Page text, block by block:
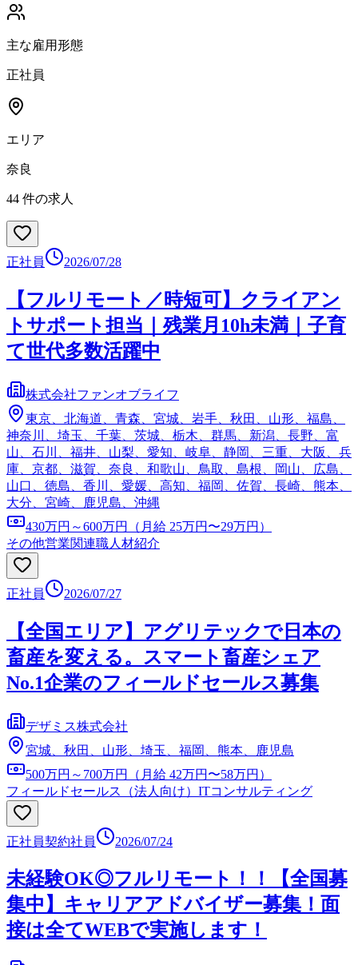
主な雇用形態
正社員
エリア
奈良
44 件の求人
正社員 2026/07/28
【フルリモート／時短可】クライアン
トサポート担当｜残業月10h未満｜子育
て世代多数活躍中
株式会社ファンオブライフ
東京、北海道、青森、宮城、岩手、秋田、山形、福島、
神奈川、埼玉、千葉、茨城、栃木、群馬、新潟、長野、富
山、石川、福井、山梨、愛知、岐阜、静岡、三重、大阪、兵
庫、京都、滋賀、奈良、和歌山、鳥取、島根、岡山、広島、
山口、徳島、香川、愛媛、高知、福岡、佐賀、長崎、熊本、
大分、宮崎、鹿児島、沖縄
430万円～600万円（月給 25万円〜29万円）
その他営業関連職人材紹介
正社員 2026/07/27
【全国エリア】アグリテックで日本の
畜産を変える。スマート畜産シェア
No.1企業のフィールドセールス募集
デザミス株式会社
宮城、秋田、山形、埼玉、福岡、熊本、鹿児島
500万円～700万円（月給 42万円〜58万円）
フィールドセールス（法人向け） ITコンサルティング
正社員契約社員 2026/07/24
未経験OK◎フルリモート！！【全国募
集中】キャリアアドバイザー募集！面
接は全てWEBで実施します！